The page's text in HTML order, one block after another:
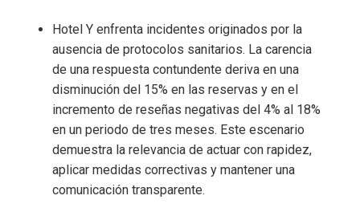
Hotel Y enfrenta incidentes originados por la
ausencia de protocolos sanitarios. La carencia
de una respuesta contundente deriva en una
disminución del 15% en las reservas y en el
incremento de reseñas negativas del 4% al 18%
en un periodo de tres meses. Este escenario
demuestra la relevancia de actuar con rapidez,
aplicar medidas correctivas y mantener una
comunicación transparente.